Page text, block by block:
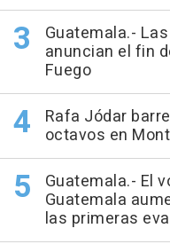
Guatemala.-
anuncian el fin
Fuego
Rafa Jódar
octavos en
Guatemala.- El
Guatemala
las primeras